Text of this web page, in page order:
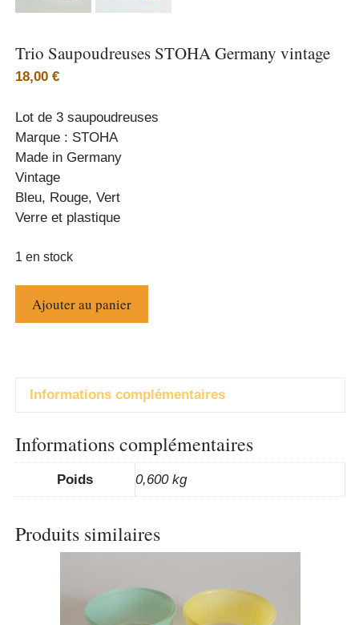
Trio Saupoudreuses STOHA Germany vintage
18,00 €
Lot de 3 saupoudreuses
Marque : STOHA
Made in Germany
Vintage
Bleu, Rouge, Vert
Verre et plastique
1 en stock
Ajouter au panier
Informations complémentaires
Informations complémentaires
Poids 0,600 kg
Produits similaires